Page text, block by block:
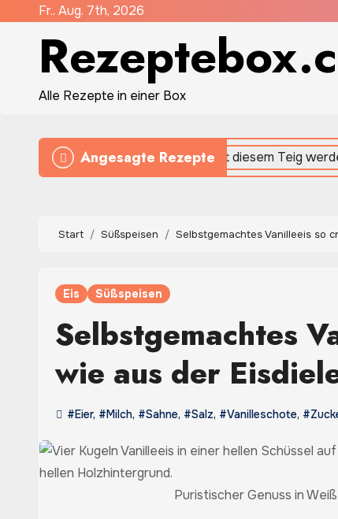
Fr.. Aug. 7th, 2026
Alle Rezepte in einer Box
Angesagte Rezepte
Start Süßspeisen Selbstgemachtes Vanilleeis so
Eis Süßspeisen
Selbstgemachtes
wie aus der
#Eier, #Milch, #Sahne, #Salz, #Vanilleschote,
Puristischer Genuss in